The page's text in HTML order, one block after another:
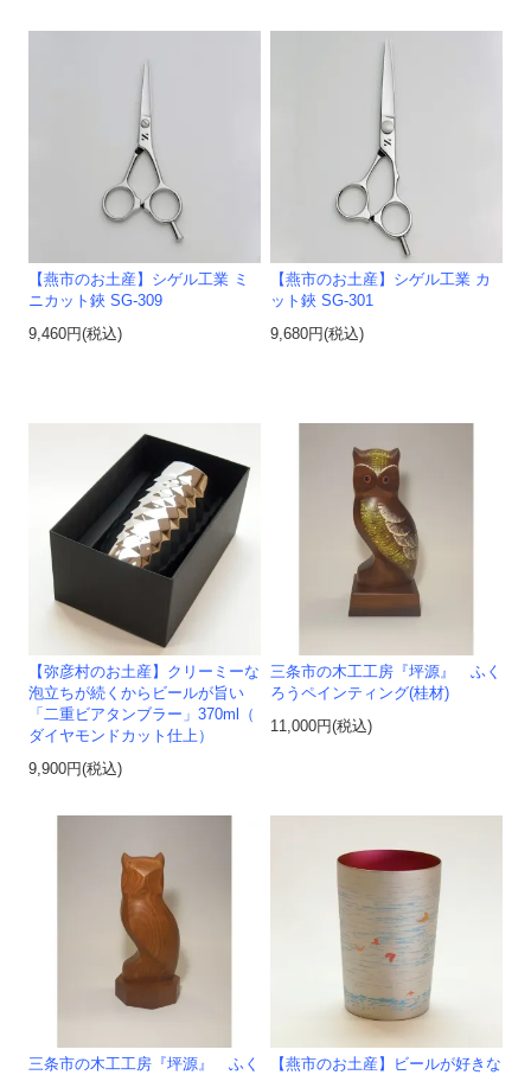
【燕市のお土産】シゲル工業 ミ
ニカット鋏 SG-309
9,460円(税込)
【燕市のお土産】シゲル工業 カ
ット鋏 SG-301
9,680円(税込)
【弥彦村のお土産】クリーミーな
泡立ちが続くからビールが旨い
「二重ビアタンブラー」370ml（
ダイヤモンドカット仕上）
9,900円(税込)
三条市の木工工房『坪源』 ふく
ろうペインティング(桂材)
11,000円(税込)
三条市の木工工房『坪源』 ふく
【燕市のお土産】ビールが好きな